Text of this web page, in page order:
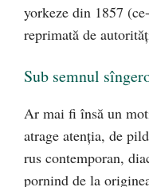
yorkeze din 1857
reprimată de
Sub semnul
Ar mai fi însă un
atrage atenţia, de
rus contemporan,
pornind de la